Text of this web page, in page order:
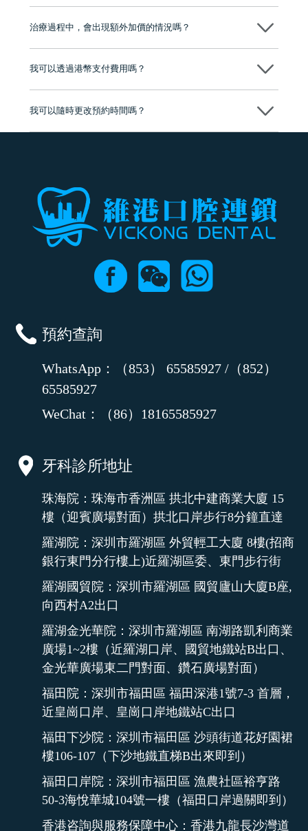
至今已服務超過三十個國家和地區的顧客，受到粵港澳大灣區及周邊城
有咨詢及服務保障中心，有任何問題都可以隨時預約免費咨詢，讓人十
治療過程中，會出現額外加價的情況嗎？
我可以透過港幣支付費用嗎？
可以。維港口腔會按照當日匯率轉算收取費用，而匯率會及時告知客人
我可以隨時更改預約時間嗎？
預約查詢
WhatsApp：（853） 65585927 /（852）
65585927
WeChat：（86）18165585927
牙科診所地址
珠海院：珠海市香洲區 拱北中建商業大廈 15
樓（迎賓廣場對面）拱北口岸步行8分鐘直達
羅湖院：深圳市羅湖區 外貿輕工大廈 8樓(招商
銀行東門分行樓上)近羅湖區委、東門步行街
羅湖國貿院：深圳市羅湖區 國貿廬山大廈B座,
向西村A2出口
羅湖金光華院：深圳市羅湖區 南湖路凱利商業
廣場1~2樓（近羅湖口岸、國貿地鐵站B出口、
金光華廣場東二門對面、鑽石廣場對面）
福田院：深圳市福田區 福田深港1號7-3 首層，
近皇崗口岸、皇崗口岸地鐵站C出口
福田下沙院：深圳市福田區 沙頭街道花好園裙
樓106-107（下沙地鐵直梯B出來即到）
福田口岸院：深圳市福田區 漁農社區裕亨路
50-3海悅華城104號一樓（福田口岸過關即到）
香港咨詢與服務保障中心：香港九龍長沙灣道